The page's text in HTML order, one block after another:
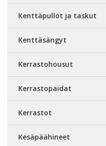
Kenttäpullot ja taskut
Kenttäsängyt
Kerrastohousut
Kerrastopaidat
Kerrastot
Kesäpäähineet